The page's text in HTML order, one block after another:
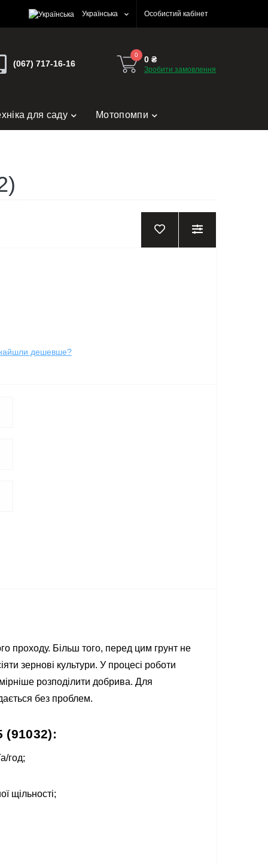
Українська Особистий кабінет
(067) 717-16-16
0 0 ₴
Зробити замовлення
для саду Мотопомпи
дешевше?
проходу. Більш того, перед цим грунт не
зернові культури. У процесі роботи
розподілити добрива. Для
без проблем.
(91032):
год;
щільності;